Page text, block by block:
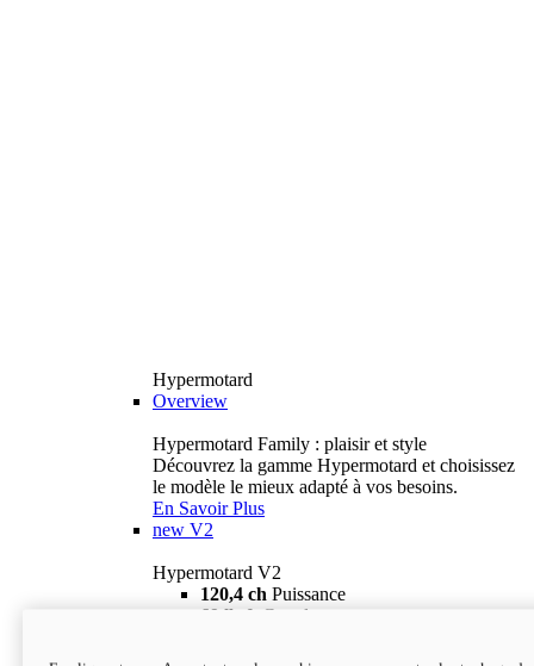
Hypermotard
Overview
Hypermotard Family : plaisir et style
Découvrez la gamme Hypermotard et choisissez
le modèle le mieux adapté à vos besoins.
En Savoir Plus
new V2
Hypermotard V2
120,4 ch Puissance
69 lb-ft
Couple
18 895 $